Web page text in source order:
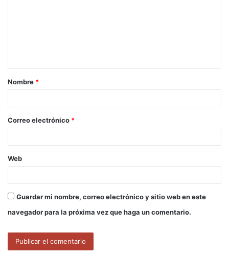
a
r
*
Nombre *
Correo electrónico *
Web
Guardar mi nombre, correo electrónico y sitio web en este
navegador para la próxima vez que haga un comentario.